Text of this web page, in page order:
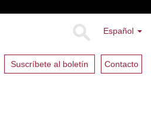
Español
Suscríbete al boletín Contacto